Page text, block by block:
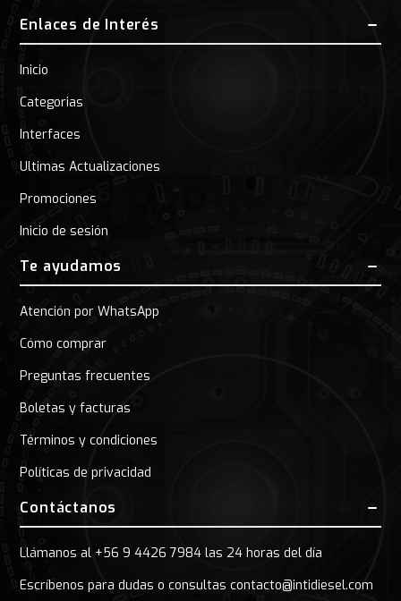
Enlaces de Interés
Inicio
Categorias
Interfaces
Ultimas Actualizaciones
Promociones
Inicio de sesión
Te ayudamos
Atención por WhatsApp
Cómo comprar
Preguntas frecuentes
Boletas y facturas
Términos y condiciones
Políticas de privacidad
Contáctanos
Llámanos al +56 9 4426 7984 las 24 horas del día
Escríbenos para dudas o consultas contacto@intidiesel.com